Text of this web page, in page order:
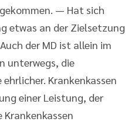
— Hat sich
etwas an der Zielsetzung
der MD ist allein im
unterwegs, die
ehrlicher. Krankenkassen
einer Leistung, der
Krankenkassen